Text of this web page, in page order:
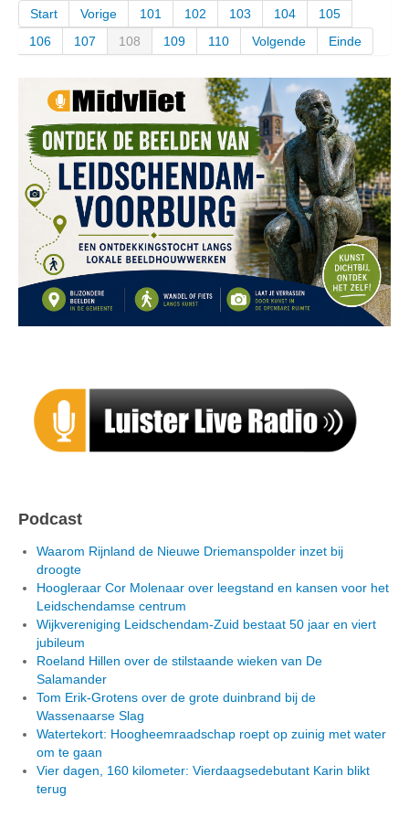
Start Vorige 101 102 103 104
105
106
107 108 109 110 Volgende Einde
Podcast
Waarom Rijnland de Nieuwe Driemanspolder inzet bij
droogte
Hoogleraar Cor Molenaar over leegstand en kansen voor het
Leidschendamse centrum
Wijkvereniging Leidschendam-Zuid bestaat 50 jaar en viert
jubileum
Roeland Hillen over de stilstaande wieken van De
Salamander
Tom Erik-Grotens over de grote duinbrand bij de
Wassenaarse Slag
Watertekort: Hoogheemraadschap roept op zuinig met water
om te gaan
Vier dagen, 160 kilometer: Vierdaagsedebutant Karin blikt
terug